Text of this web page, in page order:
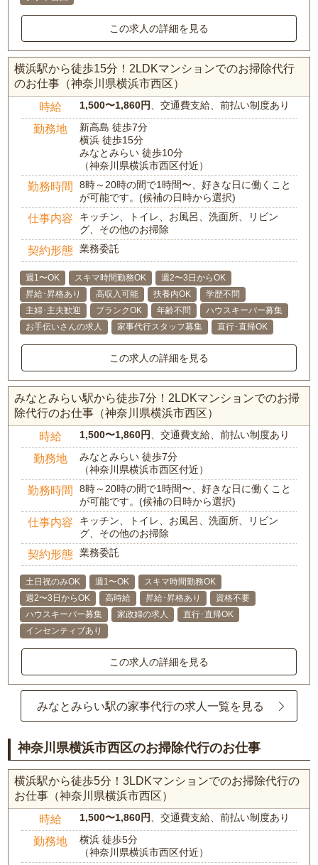
この求人の詳細を見る
横浜駅から徒歩15分！2LDKマンションでのお掃除代行
のお仕事（神奈川県横浜市西区）
時給 1,500〜1,860円、交通費支給、前払い制度あり
勤務地
新高島 徒歩7分
横浜 徒歩15分
みなとみらい 徒歩10分
（神奈川県横浜市西区付近）
勤務時間
8時～20時の間で1時間〜、好きな日に働くこと
が可能です。(候補の日時から選択)
仕事内容
キッチン、トイレ、お風呂、洗面所、リビン
グ、その他のお掃除
契約形態 業務委託
週1〜OK スキマ時間勤務OK
週2〜3日からOK
昇給･昇格あり
高収入可能 扶養内OK
学歴不問
主婦･主夫歓迎
ブランクOK 年齢不問
ハウスキーパー募集
お手伝いさんの求人
家事代行スタッフ募集 直行･直帰OK
この求人の詳細を見る
みなとみらい駅から徒歩7分！2LDKマンションでのお掃
除代行のお仕事（神奈川県横浜市西区）
時給 1,500〜1,860円、交通費支給、前払い制度あり
勤務地
みなとみらい 徒歩7分
（神奈川県横浜市西区付近）
勤務時間
8時～20時の間で1時間〜、好きな日に働くこと
が可能です。(候補の日時から選択)
仕事内容
キッチン、トイレ、お風呂、洗面所、リビン
グ、その他のお掃除
契約形態 業務委託
土日祝のみOK 週1〜OK
スキマ時間勤務OK
週2〜3日からOK
高時給 昇給･昇格あり
資格不要
ハウスキーパー募集
家政婦の求人
直行･直帰OK
インセンティブあり
この求人の詳細を見る
みなとみらい駅の家事代行の求人一覧を見る
神奈川県横浜市西区のお掃除代行のお仕事
横浜駅から徒歩5分！3LDKマンションでのお掃除代行の
お仕事（神奈川県横浜市西区）
時給 1,500〜1,860円 、交通費支給、前払い制度あり
勤務地
横浜 徒歩5分
（神奈川県横浜市西区付近）